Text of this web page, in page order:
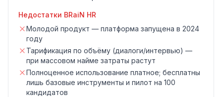
Недостатки BRaiN HR
Молодой продукт — платформа запущена в 2024
году
Тарификация по объёму (диалоги/интервью) —
при массовом найме затраты растут
Полноценное использование платное; бесплатны
лишь базовые инструменты и пилот на 100
кандидатов